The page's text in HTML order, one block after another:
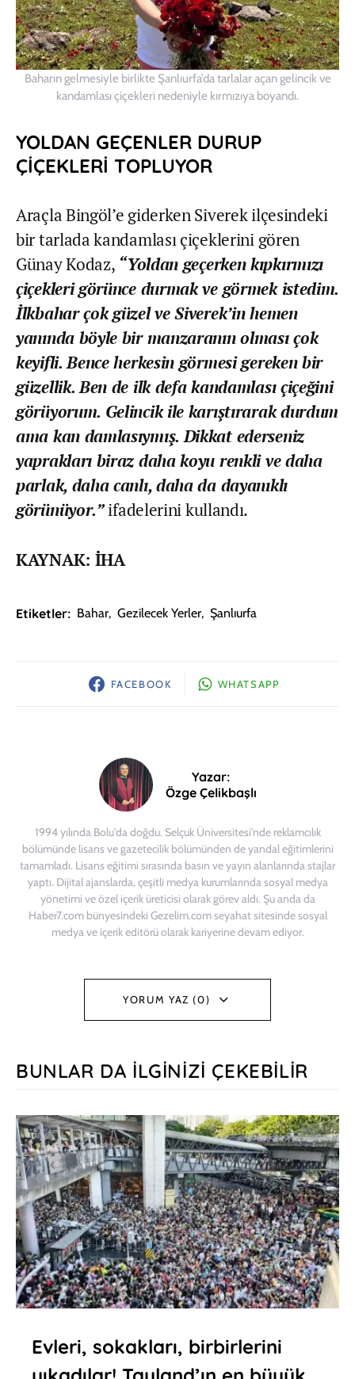
Baharın gelmesiyle birlikte Şanlıurfa’da tarlalar açan gelincik ve
kandamlası çiçekleri nedeniyle kırmızıya boyandı.
YOLDAN GEÇENLER DURUP
ÇİÇEKLERİ TOPLUYOR
Araçla Bingöl’e giderken Siverek ilçesindeki
bir tarlada kandamlası çiçeklerini gören
Günay Kodaz, “Yoldan geçerken kıpkırmızı
çiçekleri görünce durmak ve görmek istedim.
İlkbahar çok güzel ve Siverek’in hemen
yanında böyle bir manzaranın olması çok
keyifli. Bence herkesin görmesi gereken bir
güzellik. Ben de ilk defa kandamlası çiçeğini
görüyorum. Gelincik ile karıştırarak durdum
ama kan damlasıymış. Dikkat ederseniz
yaprakları biraz daha koyu renkli ve daha
parlak, daha canlı, daha da dayanıklı
görünüyor.”ifadelerini kullandı.
KAYNAK: İHA
Etiketler: Bahar, Gezilecek Yerler, Şanlıurfa
FACEBOOK WHATSAPP
Yazar:
Özge Çelikbaşlı
1994 yılında Bolu'da doğdu. Selçuk Üniversitesi'nde reklamcılık
bölümünde lisans ve gazetecilik bölümünden de yandal eğitimlerini
tamamladı. Lisans eğitimi sırasında basın ve yayın alanlarında stajlar
yaptı. Dijital ajanslarda, çeşitli medya kurumlarında sosyal medya
yönetimi ve özel içerik üreticisi olarak görev aldı. Şu anda da
Haber7.com bünyesindeki Gezelim.com seyahat sitesinde sosyal
medya ve içerik editörü olarak kariyerine devam ediyor.
YORUM YAZ (0)
BUNLAR DA İLGINIZI ÇEKEBILIR
Evleri, sokakları, birbirlerini